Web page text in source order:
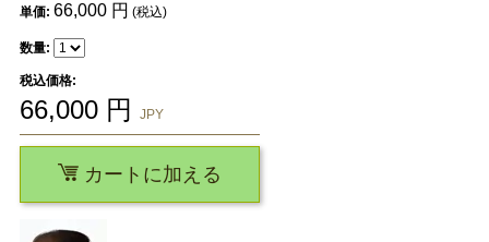
単価: 66,000円 (税込)
数量:
税込価格:
66,000円 JPY
カートに加える